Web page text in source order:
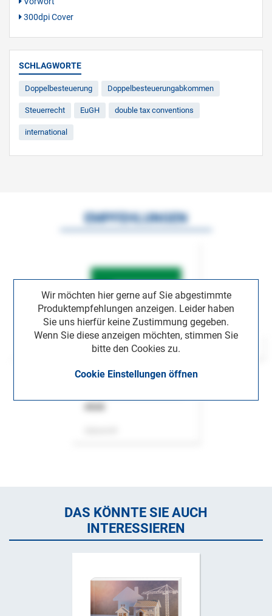
300dpi Cover
SCHLAGWORTE
Doppelbesteuerung Doppelbesteuerungabkommen
Steuerrecht EuGH double tax conventions
international
Wir möchten hier gerne auf Sie abgestimmte
Produktempfehlungen anzeigen. Leider haben
Sie uns hierfür keine Zustimmung gegeben.
Wenn Sie diese anzeigen möchten, stimmen Sie
bitte den Cookies zu.
Cookie Einstellungen öffnen
EMPFEHLUNGEN
DAS KÖNNTE SIE AUCH
INTERESSIEREN